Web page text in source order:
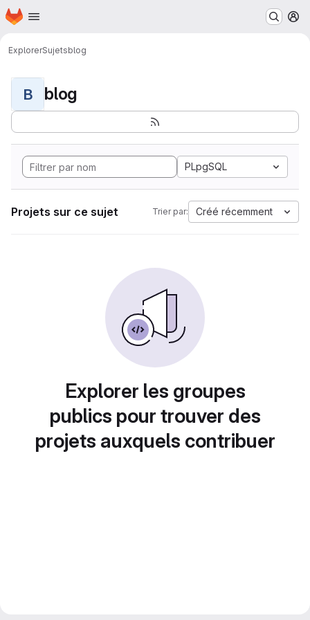
Passer au contenu principal
Page d'accueil
ExplorerSujetsblog
B blog
PLpgSQL
Projets sur ce sujet Trier par: Créé récemment
Explorer les groupes
publics pour trouver des
projets auxquels contribuer